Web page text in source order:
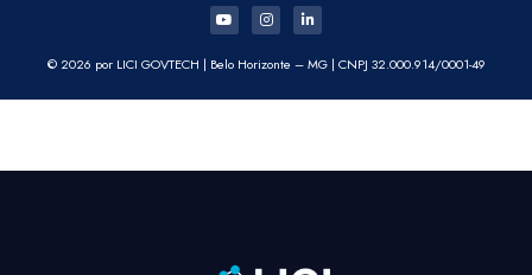
© 2026 por LICI GOVTECH | Belo Horizonte – MG | CNPJ 32.000.914/0001-49